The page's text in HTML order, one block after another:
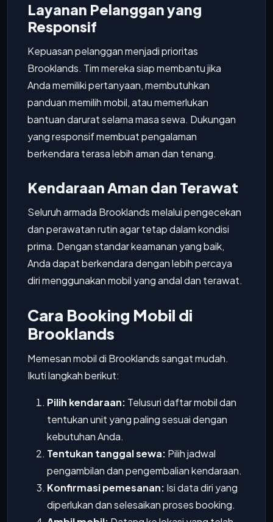
Layanan Pelanggan yang
Responsif
Kepuasan pelanggan menjadi prioritas
Brooklands. Tim mereka siap membantu jika
Anda memiliki pertanyaan, membutuhkan
panduan memilih mobil, atau memerlukan
bantuan darurat selama masa sewa. Dukungan
yang responsif membuat pengalaman
berkendara terasa lebih aman dan tenang.
Kendaraan Aman dan Terawat
Seluruh armada Brooklands melalui pengecekan
dan perawatan rutin agar tetap dalam kondisi
prima. Dengan standar keamanan yang baik,
Anda dapat berkendara dengan lebih percaya
diri menggunakan mobil yang andal dan terawat.
Cara Booking Mobil di
Brooklands
Memesan mobil di Brooklands sangat mudah.
Ikuti langkah berikut:
Pilih kendaraan: Telusuri daftar mobil dan
tentukan unit yang paling sesuai dengan
kebutuhan Anda.
Tentukan tanggal sewa: Pilih jadwal
pengambilan dan pengembalian kendaraan.
Konfirmasi pemesanan: Isi data diri yang
diperlukan dan selesaikan proses booking.